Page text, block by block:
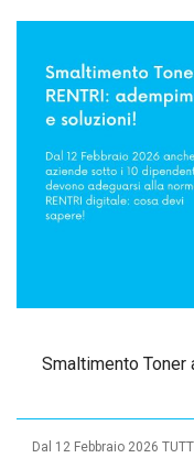
Smaltimento Toner
Dal 12 Febbraio 2026